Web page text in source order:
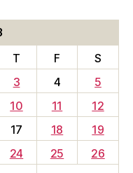
T F
S
3 4
5
10 11
12
17 18
19
24 25
26